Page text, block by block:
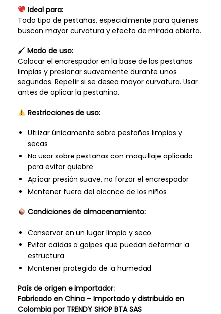
Ideal para:
Todo tipo de pestañas, especialmente para quienes
buscan mayor curvatura y efecto de mirada abierta.
🖌 Modo de uso:
Colocar el encrespador en la base de las pestañas
limpias y presionar suavemente durante unos
segundos. Repetir si se desea mayor curvatura. Usar
antes de aplicar la pestañina.
Restricciones de uso:
Utilizar únicamente sobre pestañas limpias y
secas
No usar sobre pestañas con maquillaje aplicado
para evitar quiebre
Aplicar presión suave, no forzar el encrespador
Mantener fuera del alcance de los niños
Condiciones de almacenamiento:
Conservar en un lugar limpio y seco
Evitar caídas o golpes que puedan deformar la
estructura
Mantener protegido de la humedad
País de origen e importador:
Fabricado en China – Importado y distribuido en
Colombia por TRENDY SHOP BTA SAS